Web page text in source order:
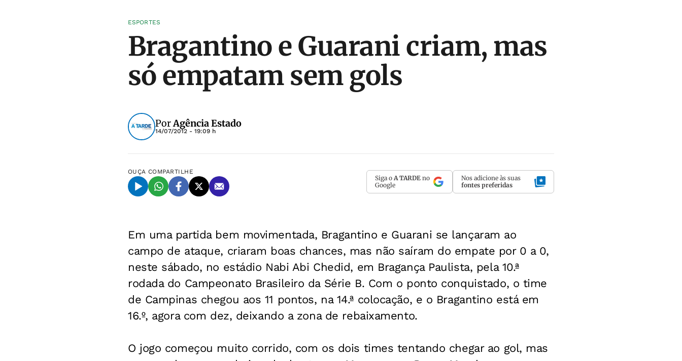
ESPORTES
Bragantino e Guarani criam, mas
só empatam sem gols
PorAgência Estado
14/07/2012 - 19:09 h
OUÇA COMPARTILHE
Siga o A TARDE no
Google
Nos adicione às suas
fontes preferidas
Em uma partida bem movimentada, Bragantino e Guarani se lançaram ao
campo de ataque, criaram boas chances, mas não saíram do empate por 0 a 0,
neste sábado, no estádio Nabi Abi Chedid, em Bragança Paulista, pela 10.ª
rodada do Campeonato Brasileiro da Série B. Com o ponto conquistado, o time
de Campinas chegou aos 11 pontos, na 14.ª colocação, e o Bragantino está em
16.º, agora com dez, deixando a zona de rebaixamento.
O jogo começou muito corrido, com os dois times tentando chegar ao gol, mas